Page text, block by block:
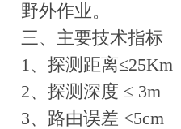
野外作业。
三、主要技术指标
1、探测距离≤25Km
2、探测深度 ≤ 3m
3、路由误差 <5cm